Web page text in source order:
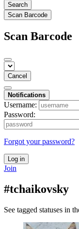
Search
Scan Barcode
Scan Barcode
Cancel
Notifications
Username:
Password:
Forgot your password?
Log in
Join
#tchaikovsky
See tagged statuses in